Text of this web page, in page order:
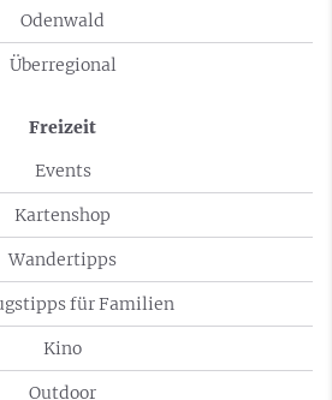
Odenwald
Überregional
Freizeit
Events
Kartenshop
Wandertipps
für Familien
Kino
Outdoor